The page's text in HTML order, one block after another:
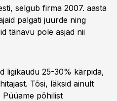
selgub firma 2007. aasta
palgati juurde ning
tänavu pole asjad nii
ligikaudu 25-30% kärpida,
Tõsi, läksid ainult
Püüame põhilist